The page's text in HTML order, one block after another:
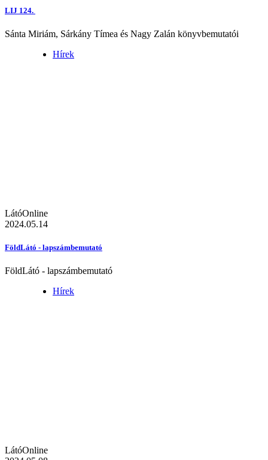
LIJ 124.
Sánta Miriám, Sárkány Tímea és Nagy Zalán könyvbemutatói
Hírek
LátóOnline
2024.05.14
FöldLátó - lapszámbemutató
FöldLátó - lapszámbemutató
Hírek
LátóOnline